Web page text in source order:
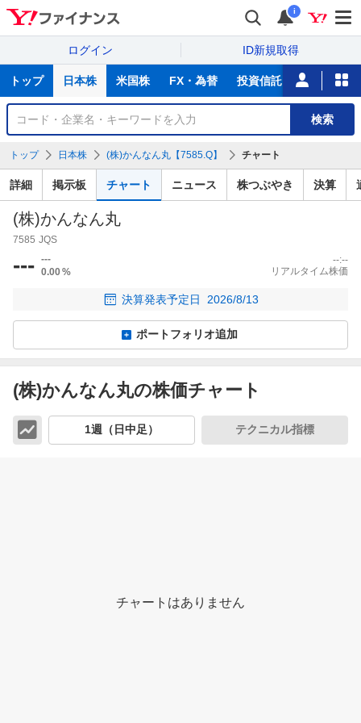
i
ログイン ID新規取得
サ
トップ 日本株 米国株 FX・為替 投資信託 ニュース
銘
検
索
検索
トップ 日本株 (株)かんなん丸【7585.Q】 チャート
詳細 掲示板 チャート ニュース 株つぶやき 決算
(株)かんなん丸
7585 JQS
--- ---
0.00%
--:--
リアルタイム株価
決算発表予定日 2026/8/13
ポートフォリオ追加
(株)かんなん丸の株価チャート
1週（日中足） テクニカル指標
チャートはありません